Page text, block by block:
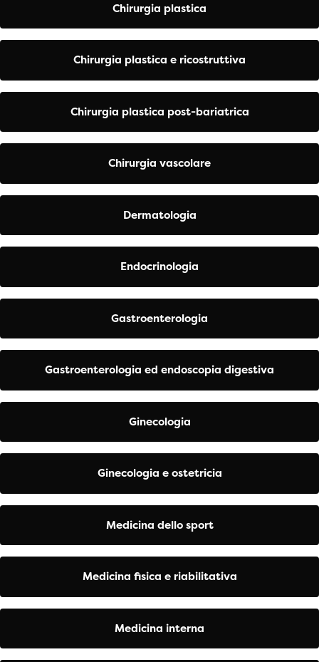
Chirurgia plastica
Chirurgia plastica e ricostruttiva
Chirurgia plastica post-bariatrica
Chirurgia vascolare
Dermatologia
Endocrinologia
Gastroenterologia
Gastroenterologia ed endoscopia digestiva
Ginecologia
Ginecologia e ostetricia
Medicina dello sport
Medicina fisica e riabilitativa
Medicina interna